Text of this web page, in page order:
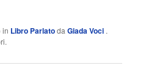
in Libro ParlatodaGiada Voci .